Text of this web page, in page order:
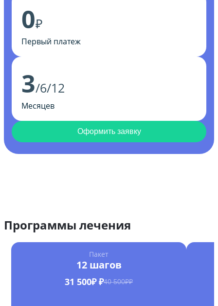
0₽
Первый платеж
3/6/12
Месяцев
Оформить заявку
Программы лечения
Пакет
12 шагов
31 500₽ ₽40 500₽₽